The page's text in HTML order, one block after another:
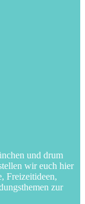
und drum
wir euch hier
Freizeitideen,
zur